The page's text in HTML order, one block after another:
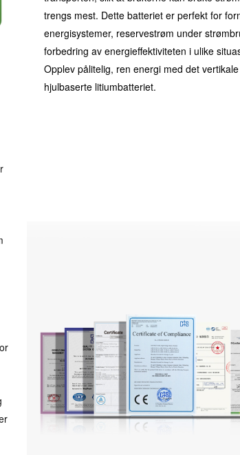
trengs mest. Dette batteriet er perfekt for
energisystemer, reservestrøm under
forbedring av energieffektiviteten i ulike
Opplev pålitelig, ren energi med det vertikale
hjulbaserte litiumbatteriet.